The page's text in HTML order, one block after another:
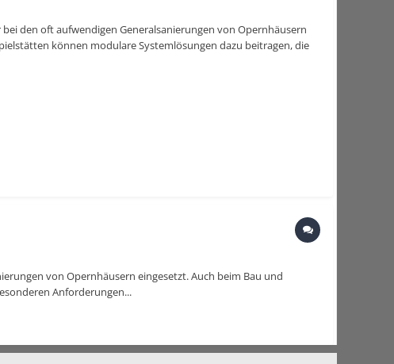
den oft aufwendigen Generalsanierungen von Opernhäusern
können modulare Systemlösungen dazu beitragen, die
von Opernhäusern eingesetzt. Auch beim Bau und
Anforderungen...